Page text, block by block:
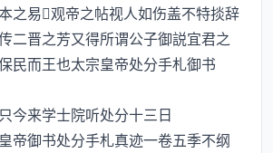
之易观帝之帖视人如伤盖不特掞辞
二晋之芳又得所谓公子御説宜君之
民而王也太宗皇帝处分手札御书
来学士院听处分十三日
御书处分手札真迹一卷五季不纲